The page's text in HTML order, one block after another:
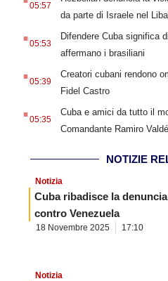
05:57
da parte di Israele nel
.05:53
Difendere Cuba significa
affermano i brasiliani
.05:39
Creatori cubani rendono
Fidel Castro
.05:35
Cuba e amici da tutto il
Comandante Ramiro
NOTIZIE
Notizia
Cuba ribadisce la
contro Venezuela
18 Novembre 2025 17:10
Notizia